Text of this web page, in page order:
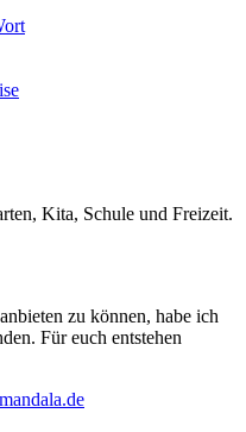
Kita, Schule und Freizeit.
zu können, habe ich
Für euch entstehen